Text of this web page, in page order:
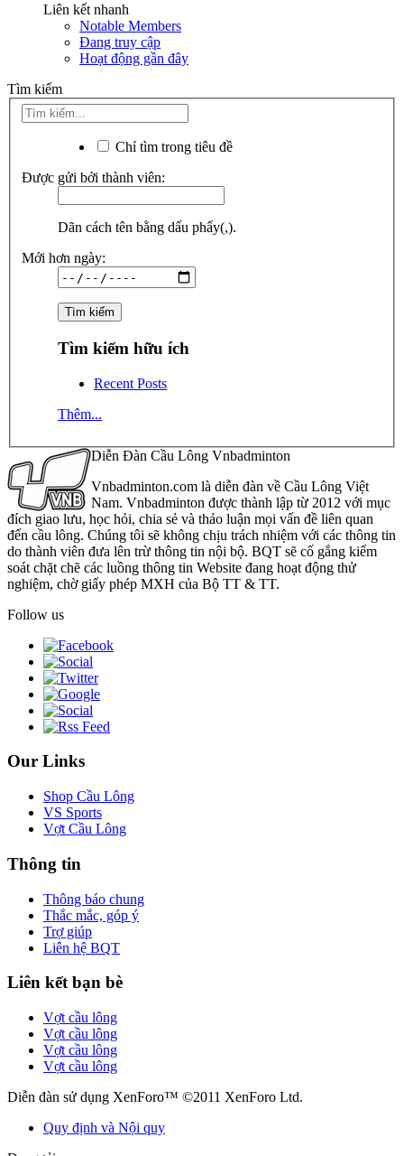
Liên kết nhanh
Notable Members
Đang truy cập
Hoạt động gần đây
Tìm kiếm
Chỉ tìm trong tiêu đề
Được gửi bởi thành viên:
Dãn cách tên bằng dấu phẩy(,).
Mới hơn ngày:
Tìm kiếm hữu ích
Recent Posts
Thêm...
Diễn Đàn Cầu Lông Vnbadminton
Vnbadminton.com là diễn đàn về Cầu Lông Việt
Nam. Vnbadminton được thành lập từ 2012 với mục
đích giao lưu, học hỏi, chia sẻ và thảo luận mọi vấn đề liên quan
đến cầu lông. Chúng tôi sẽ không chịu trách nhiệm với các thông tin
do thành viên đưa lên trừ thông tin nội bộ. BQT sẽ cố gắng kiểm
soát chặt chẽ các luồng thông tin Website đang hoạt động thử
nghiệm, chờ giấy phép MXH của Bộ TT & TT.
Follow us
Our Links
Shop Cầu Lông
VS Sports
Vợt Cầu Lông
Thông tin
Thông báo chung
Thắc mắc, góp ý
Trợ giúp
Liên hệ BQT
Liên kết bạn bè
Vợt cầu lông
Vợt cầu lông
Vợt cầu lông
Vợt cầu lông
Diễn đàn sử dụng XenForo™ ©2011 XenForo Ltd.
Quy định và Nội quy